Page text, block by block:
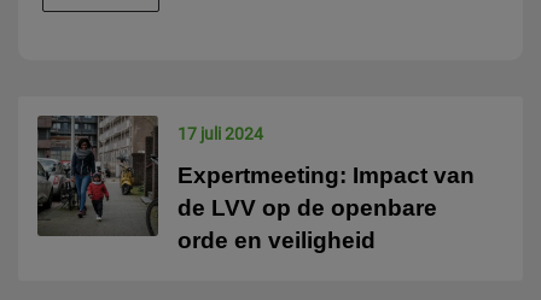
17 juli 2024
Expertmeeting: Impact van
de LVV op de openbare
orde en veiligheid